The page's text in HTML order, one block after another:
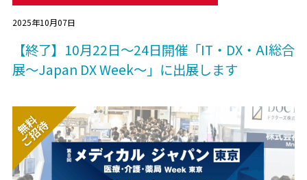
2025年10月07日
【終了】10月22日～24日開催「IT・DX・AI総合
展～Japan DX Week～」に出展します